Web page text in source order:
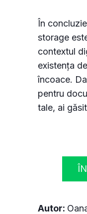
În
storage
contextul
existența
încoace.
pentru
tale, ai
Autor: